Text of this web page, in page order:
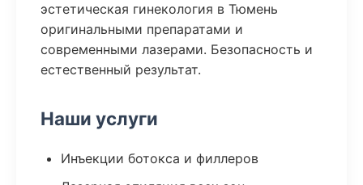
эстетическая гинекология в Тюмень
оригинальными препаратами и
современными лазерами. Безопасность и
естественный результат.
Наши услуги
Инъекции ботокса и филлеров